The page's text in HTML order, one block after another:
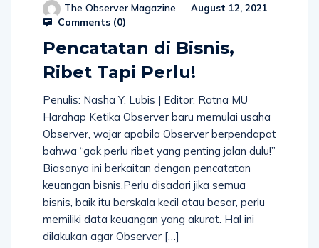
The Observer Magazine August 12, 2021
Comments (0)
Pencatatan di Bisnis,
Ribet Tapi Perlu!
Penulis: Nasha Y. Lubis | Editor: Ratna MU
Harahap Ketika Observer baru memulai usaha
Observer, wajar apabila Observer berpendapat
bahwa “gak perlu ribet yang penting jalan dulu!”
Biasanya ini berkaitan dengan pencatatan
keuangan bisnis.Perlu disadari jika semua
bisnis, baik itu berskala kecil atau besar, perlu
memiliki data keuangan yang akurat. Hal ini
dilakukan agar Observer […]